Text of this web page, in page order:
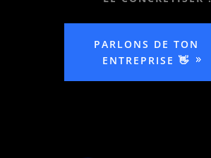
PARLONS DE TON
ENTREPRISE 👋